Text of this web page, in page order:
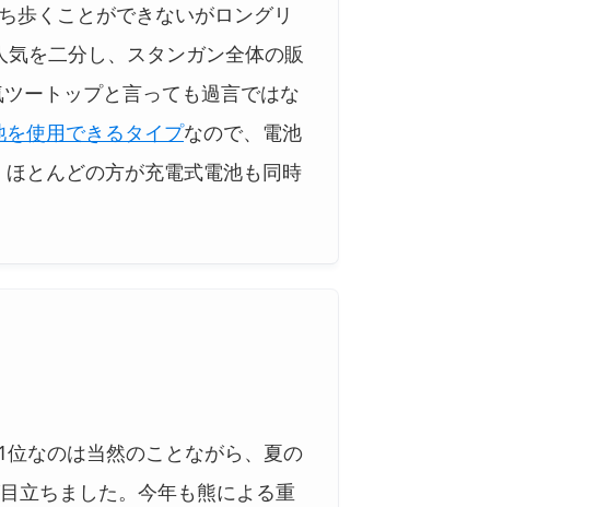
歩くことができないがロングリ
気を二分し、スタンガン全体の販
ートップと言っても過言ではな
を使用できるタイプなので、電池
とんどの方が充電式電池も同時
位なのは当然のことながら、夏の
立ちました。今年も熊による重